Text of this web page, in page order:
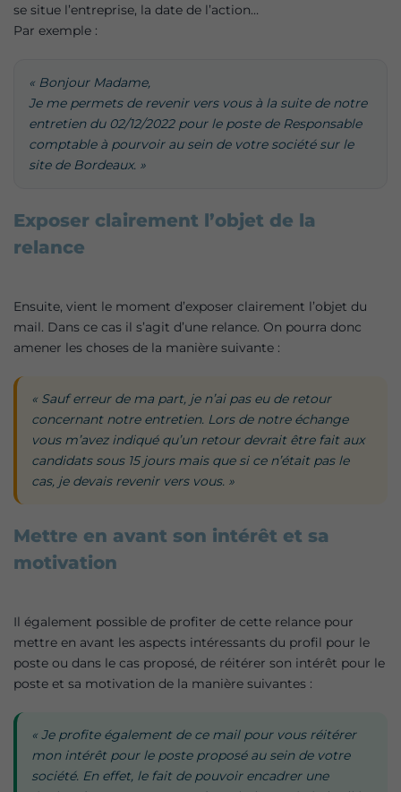
se situe l’entreprise, la date de l’action…
Par exemple :
« Bonjour Madame,
Je me permets de revenir vers vous à la suite de notre
entretien du 02/12/2022 pour le poste de Responsable
comptable à pourvoir au sein de votre société sur le
site de Bordeaux. »
Exposer clairement l’objet de la
relance
Ensuite, vient le moment d’exposer clairement l’objet du
mail. Dans ce cas il s’agit d’une relance. On pourra donc
amener les choses de la manière suivante :
« Sauf erreur de ma part, je n’ai pas eu de retour
concernant notre entretien. Lors de notre échange
vous m’avez indiqué qu’un retour devrait être fait aux
candidats sous 15 jours mais que si ce n’était pas le
cas, je devais revenir vers vous. »
Mettre en avant son intérêt et sa
motivation
Il également possible de profiter de cette relance pour
mettre en avant les aspects intéressants du profil pour le
poste ou dans le cas proposé, de réitérer son intérêt pour le
poste et sa motivation de la manière suivantes :
« Je profite également de ce mail pour vous réitérer
mon intérêt pour le poste proposé au sein de votre
société. En effet, le fait de pouvoir encadrer une